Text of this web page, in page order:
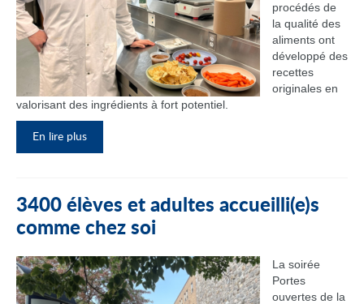
procédés de
la qualité des
aliments ont
développé des
recettes
originales en
valorisant des ingrédients à fort potentiel.
En lire plus
3400 élèves et adultes accueilli(e)s
comme chez soi
La soirée
Portes
ouvertes de la